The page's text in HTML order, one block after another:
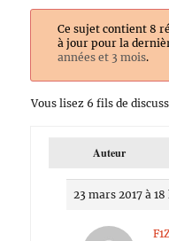
Ce sujet contient 8
à jour pour la
années et 3 mois.
Vous lisez 6 fils de
Auteur
23 mars 2017 à 18